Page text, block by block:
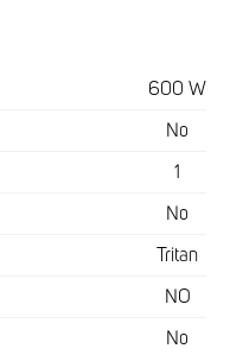
600 W
No
1
No
Tritan
NO
No